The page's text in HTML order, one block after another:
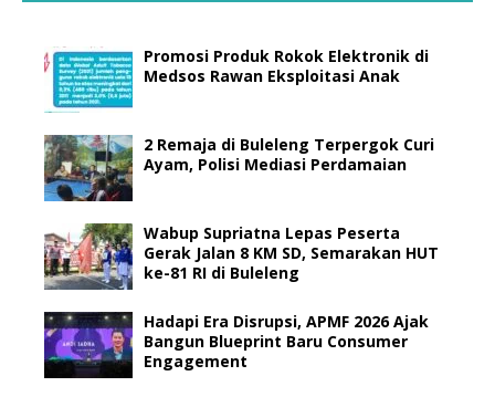
Promosi Produk Rokok Elektronik di
Medsos Rawan Eksploitasi Anak
2 Remaja di Buleleng Terpergok Curi
Ayam, Polisi Mediasi Perdamaian
Wabup Supriatna Lepas Peserta
Gerak Jalan 8 KM SD, Semarakan HUT
ke-81 RI di Buleleng
Hadapi Era Disrupsi, APMF 2026 Ajak
Bangun Blueprint Baru Consumer
Engagement